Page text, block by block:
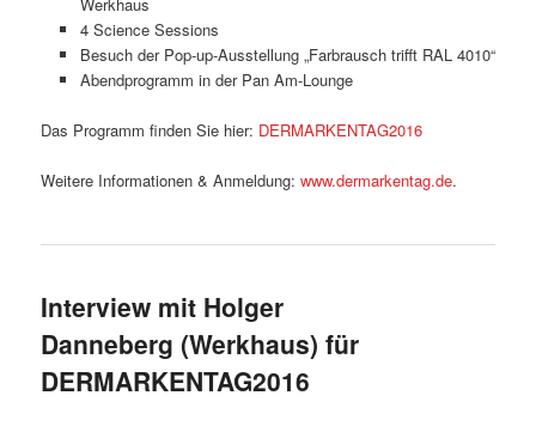
4 Science Sessions
Besuch der Pop-up-Ausstellung „Farbrausch trifft RAL 4010“
Abendprogramm in der Pan Am-Lounge
Das Programm finden Sie hier: DERMARKENTAG2016
Weitere Informationen & Anmeldung:www.dermarkentag.de.
Interview mit Holger
Danneberg (Werkhaus) für
DERMARKENTAG2016